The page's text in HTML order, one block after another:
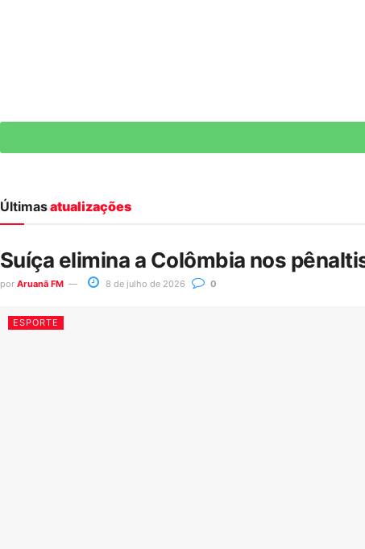
Últimasatualizações
Suíça elimina a Colômbia nos
por Aruanã FM 8 de julho de 2026 0
ESPORTE